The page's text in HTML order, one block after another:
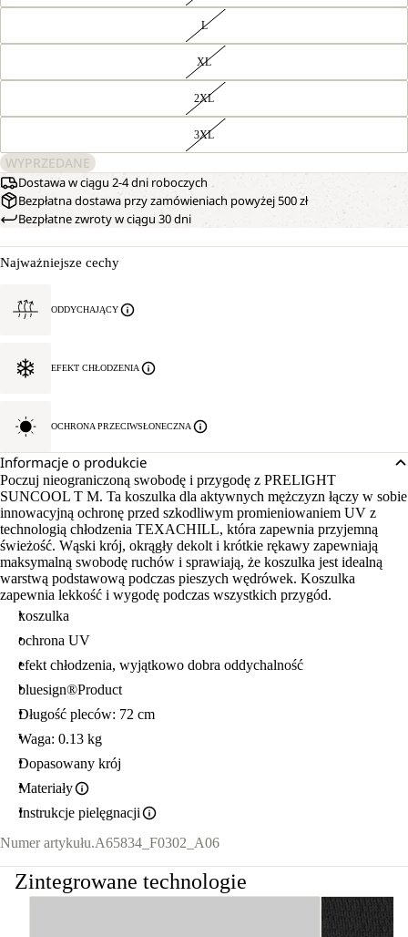
L
XL
2XL
3XL
WYPRZEDANE
Dostawa w ciągu 2-4 dni roboczych
Bezpłatna dostawa przy zamówieniach powyżej 500 zł
Bezpłatne zwroty w ciągu 30 dni
Najważniejsze cechy
ODDYCHAJĄCY
EFEKT CHŁODZENIA
OCHRONA PRZECIWSŁONECZNA
Informacje o produkcie
Poczuj nieograniczoną swobodę i przygodę z PRELIGHT
SUNCOOL T M. Ta koszulka dla aktywnych mężczyzn łączy w sobie
innowacyjną ochronę przed szkodliwym promieniowaniem UV z
technologią chłodzenia TEXACHILL, która zapewnia przyjemną
świeżość. Wąski krój, okrągły dekolt i krótkie rękawy zapewniają
maksymalną swobodę ruchów i sprawiają, że koszulka jest idealną
warstwą podstawową podczas pieszych wędrówek. Koszulka
zapewnia lekkość i wygodę podczas wszystkich przygód.
koszulka
ochrona UV
efekt chłodzenia, wyjątkowo dobra oddychalność
bluesign®Product
Długość pleców: 72 cm
Waga: 0.13 kg
Dopasowany krój
Materiały
Instrukcje pielęgnacji
Numer artykułu.A65834_F0302_A06
Zintegrowane technologie